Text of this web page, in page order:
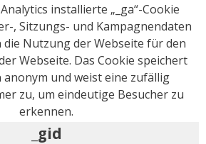
installierte „_ga“-Cookie
, Sitzungs- und Kampagnendaten
Nutzung der Webseite für den
Webseite. Das Cookie speichert
und weist eine zufällig
zu, um eindeutige Besucher zu
erkennen.
_gid